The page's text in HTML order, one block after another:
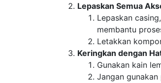
Lepaskan Semua
Lepaskan
membantu
Letakkan
Keringkan dengan
Gunakan kain
Jangan